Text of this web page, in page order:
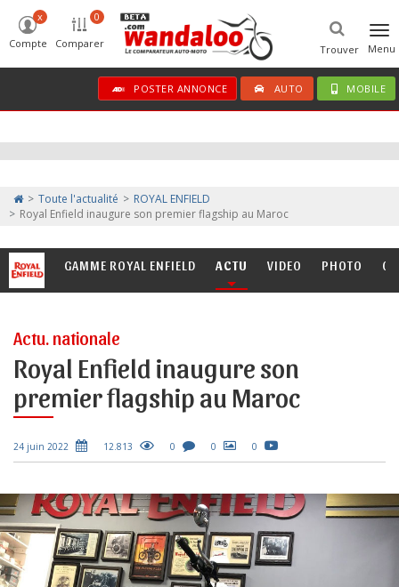
Menu
Trouver
x
Compte
0
Comparer
POSTER ANNONCE AUTO MOBILE
Toute l'actualité
ROYAL ENFIELD
Royal Enfield inaugure son premier flagship au Maroc
GAMME ROYAL ENFIELD ACTU VIDEO PHOTO
Actu. nationale
Royal Enfield inaugure son
premier flagship au Maroc
24 juin 2022 12.813 0 0 0